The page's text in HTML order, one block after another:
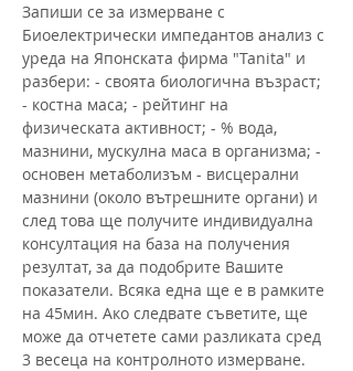
Запиши се за измерване с
Биоелектрически импедантов анализ с
уреда на Японската фирма "Tanita" и
разбери: - своята биологична възраст;
- костна маса; - рейтинг на
физическата активност; - % вода,
мазнини, мускулна маса в организма; -
основен метаболизъм - висцерални
мазнини (около вътрешните органи) и
след това ще получите индивидуална
консултация на база на получения
резултат, за да подобрите Вашите
показатели. Всяка една ще е в рамките
на 45мин. Ако следвате съветите, ще
може да отчетете сами разликата сред
3 весеца на контролното измерване.